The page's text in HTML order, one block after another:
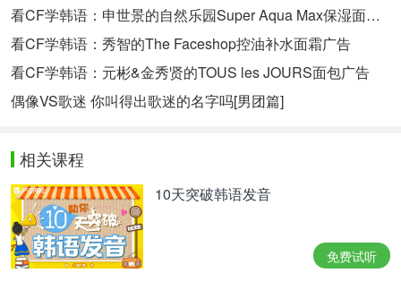
看CF学韩语：申世景的自然乐园Super Aqua Max保湿面霜广告
看CF学韩语：秀智的The Faceshop控油补水面霜广告
看CF学韩语：元彬&金秀贤的TOUS les JOURS面包广告
偶像VS歌迷 你叫得出歌迷的名字吗[男团篇]
相关课程
10天突破韩语发音
免费试听